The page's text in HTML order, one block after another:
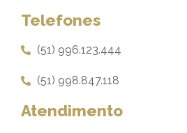
Telefones
(51) 996.123.444
(51) 998.847.118
Atendimento